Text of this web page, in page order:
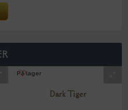
På lager
Dark Tiger